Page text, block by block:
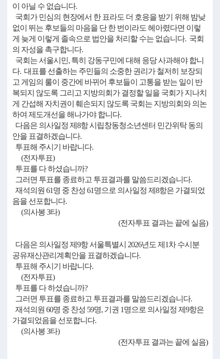
이 아닐 수 없습니다.
국회가 민심의 현장에서 한 표라도 더 호응을 받기 위해 밤낮
없이 뛰는 후보들의 마음을 단 한 번이라도 헤아렸다면 이렇
게 늦게 이렇게 졸속으로 법안을 처리할 수는 없습니다. 국회
의 자성을 촉구합니다.
국회는 서울시민, 특히 강동구민에 대해 응당 사과해야 합니
다. 대표를 선출하는 주민들의 소중한 권리가 철저히 보장되
고 게임의 룰이 중간에 바뀌어 후보들이 고통을 받는 일이 반
복되지 않도록 그리고 지방의회가 결정할 일을 국회가 지나치
게 간섭해 자치권이 훼손되지 않도록 국회는 지방의회와 의논
하여 제도개선을 해나가야 합니다.
다음은 의사일정 제8항 시립창동청소년센터 민간위탁 동의
안을 표결하겠습니다.
투표해 주시기 바랍니다.
(전자투표)
투표를 다 하셨습니까?
그러면 투표를 종료하고 투표결과를 말씀드리겠습니다.
재석의원 61명 중 찬성 61명으로 의사일정 제8항은 가결되었
음을 선포합니다.
(의사봉 3타)
(전자투표 결과는 끝에 실음)
다음은 의사일정 제9항 서울특별시 2026년도 제1차 수시분
공유재산관리계획안을 표결하겠습니다.
투표해 주시기 바랍니다.
(전자투표)
투표를 다 하셨습니까?
그러면 투표를 종료하고 투표결과를 말씀드리겠습니다.
재석의원 60명 중 찬성 59명, 기권 1명으로 의사일정 제9항은
가결되었음을 선포합니다.
(의사봉 3타)
(전자투표 결과는 끝에 실음)